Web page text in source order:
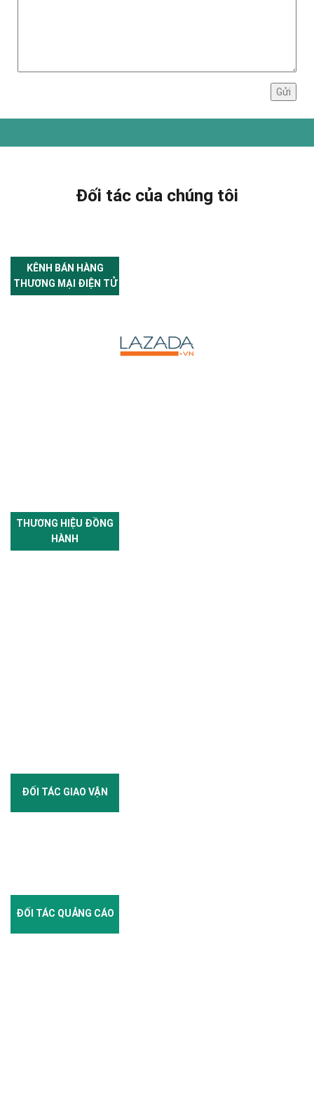
Đối tác của chúng tôi
KÊNH BÁN HÀNG
THƯƠNG MẠI ĐIỆN TỬ
THƯƠNG HIỆU ĐỒNG
HÀNH
ĐỐI TÁC GIAO VẬN
ĐỐI TÁC QUẢNG CÁO